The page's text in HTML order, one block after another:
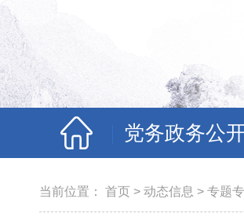
党务政务公
当前位置： 首页 > 动态信息 > 专题